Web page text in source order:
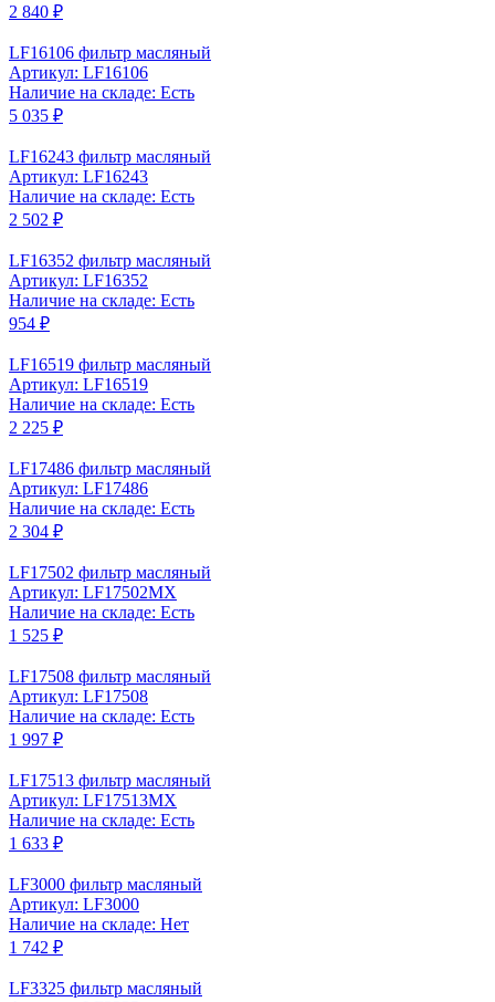
2 840 ₽
LF16106 фильтр масляный
Артикул: LF16106
Наличие на складе: Есть
5 035 ₽
LF16243 фильтр масляный
Артикул: LF16243
Наличие на складе: Есть
2 502 ₽
LF16352 фильтр масляный
Артикул: LF16352
Наличие на складе: Есть
954 ₽
LF16519 фильтр масляный
Артикул: LF16519
Наличие на складе: Есть
2 225 ₽
LF17486 фильтр масляный
Артикул: LF17486
Наличие на складе: Есть
2 304 ₽
LF17502 фильтр масляный
Артикул: LF17502MX
Наличие на складе: Есть
1 525 ₽
LF17508 фильтр масляный
Артикул: LF17508
Наличие на складе: Есть
1 997 ₽
LF17513 фильтр масляный
Артикул: LF17513MX
Наличие на складе: Есть
1 633 ₽
LF3000 фильтр масляный
Артикул: LF3000
Наличие на складе: Нет
1 742 ₽
LF3325 фильтр масляный